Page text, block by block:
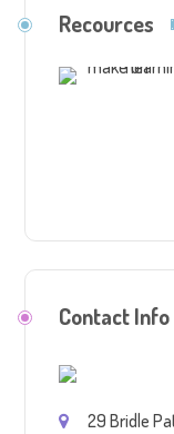
Recources
Contact Info
29 Bridle